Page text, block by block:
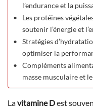
l’endurance et la
Les protéines
soutenir l’énergie et
Stratégies
optimiser la
Compléments
masse musculaire et
Lavitamine Dest